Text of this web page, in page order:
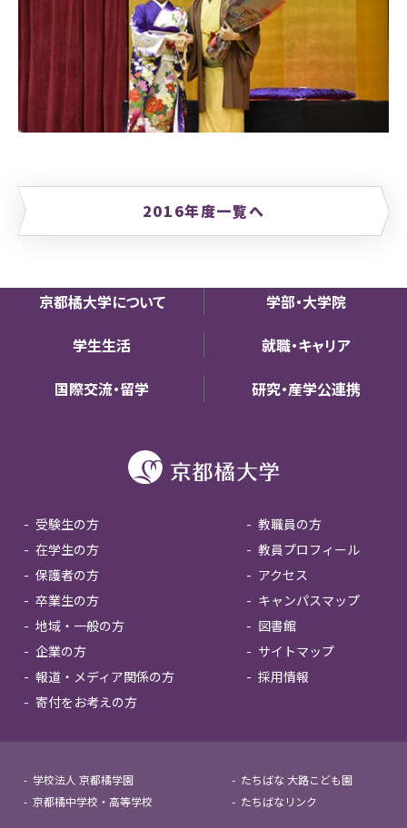
2016年度一覧へ
京都橘大学について 学部・大学院
学生生活 就職・キャリア
国際交流・留学 研究・産学公連携
受験生の方
在学生の方
保護者の方
卒業生の方
地域・一般の方
企業の方
報道・メディア関係の方
寄付をお考えの方
教職員の方
教員プロフィール
アクセス
キャンパスマップ
図書館
サイトマップ
採用情報
学校法人 京都橘学園
京都橘中学校・高等学校
たちばな 大路こども園
たちばなリンク